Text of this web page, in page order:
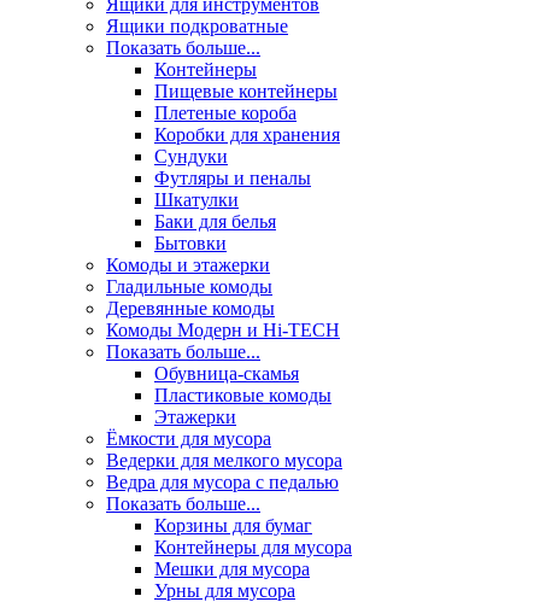
Ящики для инструментов
Ящики подкроватные
Показать больше...
Контейнеры
Пищевые контейнеры
Плетеные короба
Коробки для хранения
Сундуки
Футляры и пеналы
Шкатулки
Баки для белья
Бытовки
Комоды и этажерки
Гладильные комоды
Деревянные комоды
Комоды Модерн и Hi-TECH
Показать больше...
Обувница-скамья
Пластиковые комоды
Этажерки
Ёмкости для мусора
Ведерки для мелкого мусора
Ведра для мусора с педалью
Показать больше...
Корзины для бумаг
Контейнеры для мусора
Мешки для мусора
Урны для мусора